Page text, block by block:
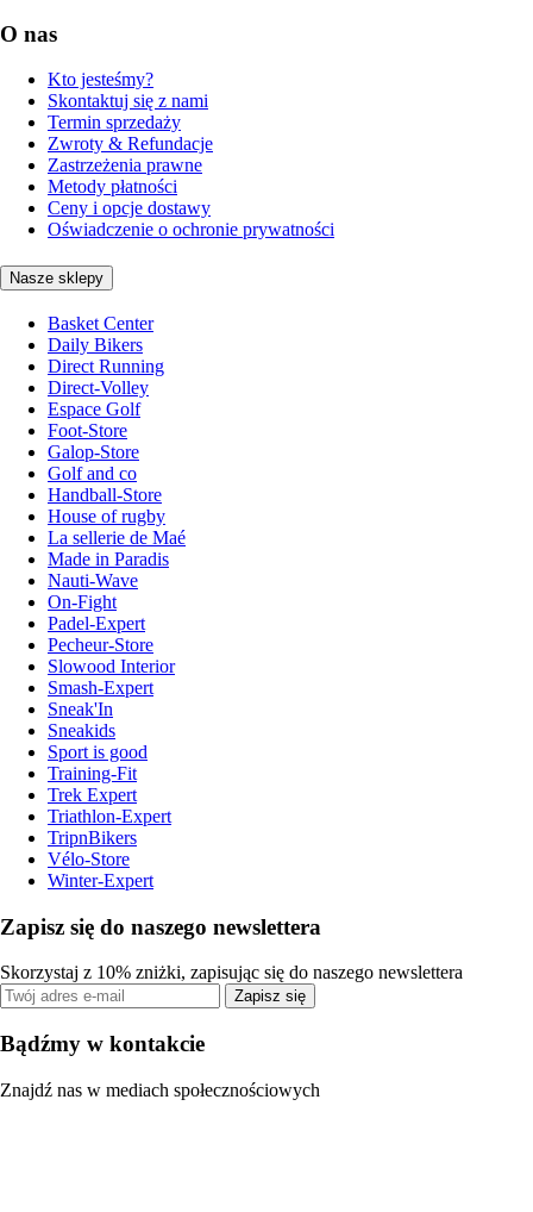
O nas
Kto jesteśmy?
Skontaktuj się z nami
Termin sprzedaży
Zwroty & Refundacje
Zastrzeżenia prawne
Metody płatności
Ceny i opcje dostawy
Oświadczenie o ochronie prywatności
Nasze sklepy
Basket Center
Daily Bikers
Direct Running
Direct-Volley
Espace Golf
Foot-Store
Galop-Store
Golf and co
Handball-Store
House of rugby
La sellerie de Maé
Made in Paradis
Nauti-Wave
On-Fight
Padel-Expert
Pecheur-Store
Slowood Interior
Smash-Expert
Sneak'In
Sneakids
Sport is good
Training-Fit
Trek Expert
Triathlon-Expert
TripnBikers
Vélo-Store
Winter-Expert
Zapisz się do naszego newslettera
Skorzystaj z 10% zniżki, zapisując się do naszego newslettera
Zapisz się
Bądźmy w kontakcie
Znajdź nas w mediach społecznościowych